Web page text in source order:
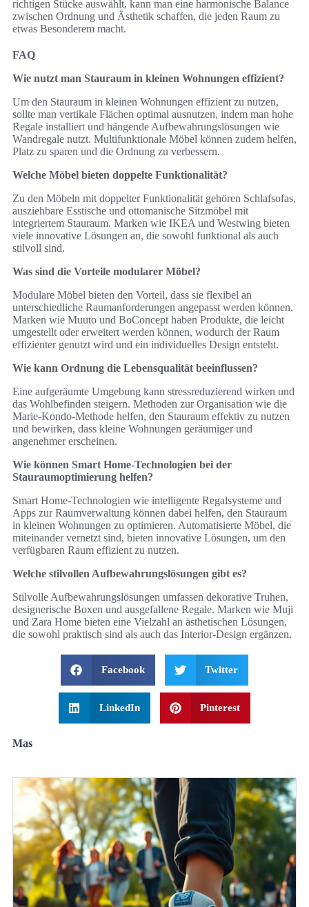
richtigen Stücke auswählt, kann man eine harmonische Balance
zwischen Ordnung und Ästhetik schaffen, die jeden Raum zu
etwas Besonderem macht.
FAQ
Wie nutzt man Stauraum in kleinen Wohnungen effizient?
Um den Stauraum in kleinen Wohnungen effizient zu nutzen,
sollte man vertikale Flächen optimal ausnutzen, indem man hohe
Regale installiert und hängende Aufbewahrungslösungen wie
Wandregale nutzt. Multifunktionale Möbel können zudem helfen,
Platz zu sparen und die Ordnung zu verbessern.
Welche Möbel bieten doppelte Funktionalität?
Zu den Möbeln mit doppelter Funktionalität gehören Schlafsofas,
ausziehbare Esstische und ottomanische Sitzmöbel mit
integriertem Stauraum. Marken wie IKEA und Westwing bieten
viele innovative Lösungen an, die sowohl funktional als auch
stilvoll sind.
Was sind die Vorteile modularer Möbel?
Modulare Möbel bieten den Vorteil, dass sie flexibel an
unterschiedliche Raumanforderungen angepasst werden können.
Marken wie Muuto und BoConcept haben Produkte, die leicht
umgestellt oder erweitert werden können, wodurch der Raum
effizienter genutzt wird und ein individuelles Design entsteht.
Wie kann Ordnung die Lebensqualität beeinflussen?
Eine aufgeräumte Umgebung kann stressreduzierend wirken und
das Wohlbefinden steigern. Methoden zur Organisation wie die
Marie-Kondo-Methode helfen, den Stauraum effektiv zu nutzen
und bewirken, dass kleine Wohnungen geräumiger und
angenehmer erscheinen.
Wie können Smart Home-Technologien bei der
Stauraumoptimierung helfen?
Smart Home-Technologien wie intelligente Regalsysteme und
Apps zur Raumverwaltung können dabei helfen, den Stauraum
in kleinen Wohnungen zu optimieren. Automatisierte Möbel, die
miteinander vernetzt sind, bieten innovative Lösungen, um den
verfügbaren Raum effizient zu nutzen.
Welche stilvollen Aufbewahrungslösungen gibt es?
Stilvolle Aufbewahrungslösungen umfassen dekorative Truhen,
designerische Boxen und ausgefallene Regale. Marken wie Muji
und Zara Home bieten eine Vielzahl an ästhetischen Lösungen,
die sowohl praktisch sind als auch das Interior-Design ergänzen.
Facebook Twitter
LinkedIn Pinterest
Mas